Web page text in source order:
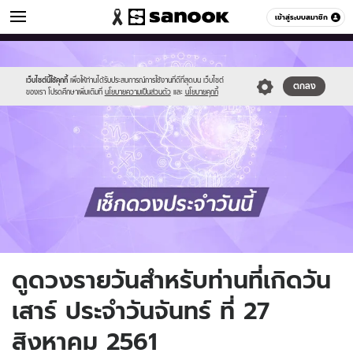
เข้าสู่ระบบสมาชิก
ดูดวง หมวดอื่นๆ
เว็บไซต์นี้ใช้คุกกี้ เพื่อให้ท่านได้รับประสบการณ์การใช้งานที่ดีที่สุดบน เว็บไซต์
ของเรา โปรดศึกษาเพิ่มเติมที่ นโยบายความเป็นส่วนตัว และ นโยบายคุกกี้
ตกลง
//s.isanook.com/sr/0/images/logo-
new-
sanook.png
//s.isanook.com/ho/0/ud/fxd/day/daily_saturday.png
ดูดวงรายวันสำหรับท่านที่เกิดวัน
เสาร์ ประจำวันจันทร์ ที่ 27
สิงหาคม 2561